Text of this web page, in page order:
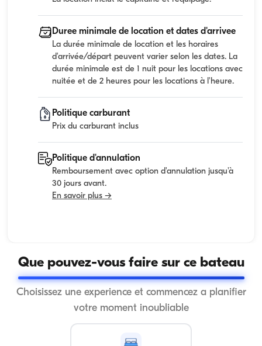
Duree minimale de location et dates d'arrivee
La durée minimale de location et les horaires
d'arrivée/départ peuvent varier selon les dates. La
durée minimale est de 1 nuit pour les locations avec
nuitée et de 2 heures pour les locations à l'heure.
Politique carburant
Prix du carburant inclus
Politique d'annulation
Remboursement avec option d'annulation jusqu'à
30 jours avant.
En savoir plus →
Que pouvez-vous faire sur ce bateau
Choisissez une experience et commencez a planifier
votre moment inoubliable